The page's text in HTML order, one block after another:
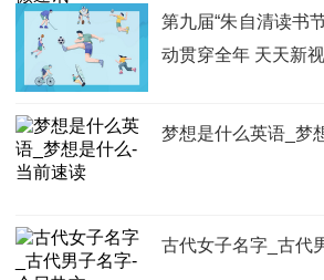
第九届“朱自清读书
动贯穿全年 天天新
梦想是什么英语_梦
古代女子名字_古代